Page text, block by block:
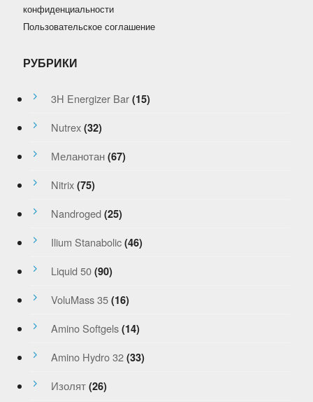
конфиденциальности
Пользовательское соглашение
РУБРИКИ
3H Energizer Bar (15)
Nutrex (32)
Меланотан (67)
Nitrix (75)
Nandroged (25)
Ilium Stanabolic (46)
Liquid 50 (90)
VoluMass 35 (16)
Amino Softgels (14)
Amino Hydro 32 (33)
Изолят (26)